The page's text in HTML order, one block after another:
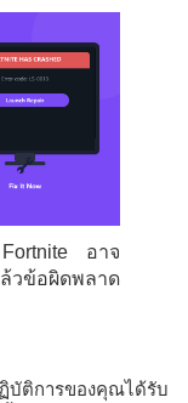
อาจ
วข้อผิดพลาด
บัติการของคุณได้รับ